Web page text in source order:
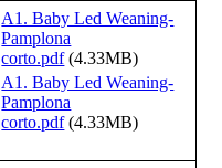
A1. Baby Led Weaning-
Pamplona
corto.pdf(4.33MB)
A1. Baby Led Weaning-
Pamplona
corto.pdf(4.33MB)